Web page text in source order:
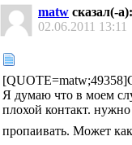
matw сказал(-а):
02.06.2011 13:11
Я думаю что в моем
плохой контакт.
пропаивать. Может